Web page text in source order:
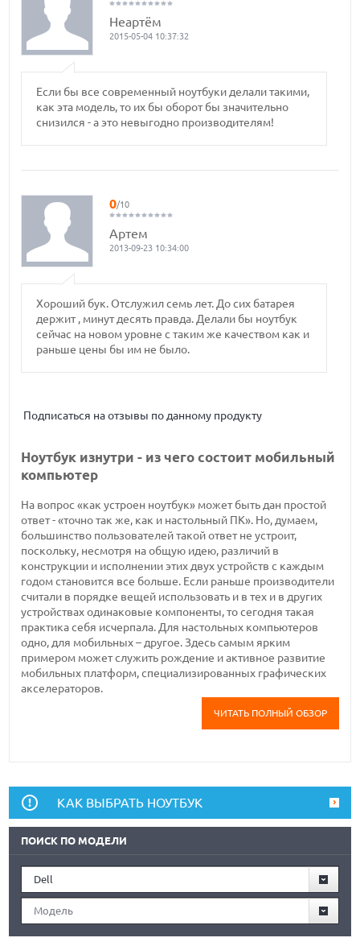
Неартём
2015-05-04 10:37:32
Если бы все современный ноутбуки делали такими,
как эта модель, то их бы оборот бы значительно
снизился - а это невыгодно производителям!
0/10
Артем
2013-09-23 10:34:00
Хороший бук. Отслужил семь лет. До сих батарея
держит , минут десять правда. Делали бы ноутбук
сейчас на новом уровне с таким же качеством как и
раньше цены бы им не было.
Подписаться на отзывы по данному продукту
Ноутбук изнутри - из чего состоит мобильный
компьютер
На вопрос «как устроен ноутбук» может быть дан простой
ответ - «точно так же, как и настольный ПК». Но, думаем,
большинство пользователей такой ответ не устроит,
поскольку, несмотря на общую идею, различий в
конструкции и исполнении этих двух устройств с каждым
годом становится все больше. Если раньше производители
считали в порядке вещей использовать и в тех и в других
устройствах одинаковые компоненты, то сегодня такая
практика себя исчерпала. Для настольных компьютеров
одно, для мобильных – другое. Здесь самым ярким
примером может служить рождение и активное развитие
мобильных платформ, специализированных графических
акселераторов.
ЧИТАТЬ ПОЛНЫЙ ОБЗОР
КАК ВЫБРАТЬ НОУТБУК
ПОИСК ПО МОДЕЛИ
Dell
Модель